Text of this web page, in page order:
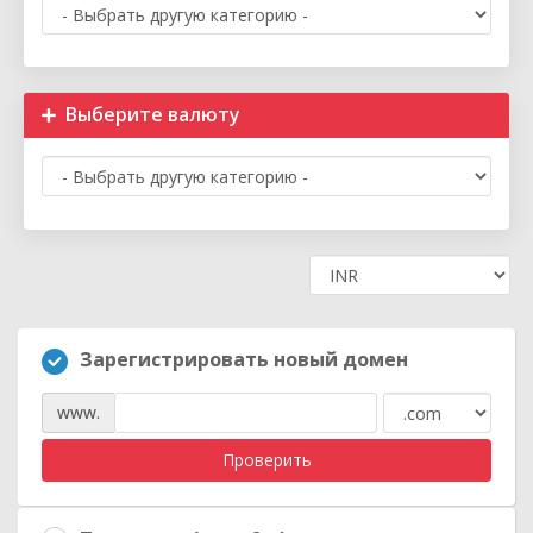
Выберите валюту
Зарегистрировать новый домен
www.
Проверить